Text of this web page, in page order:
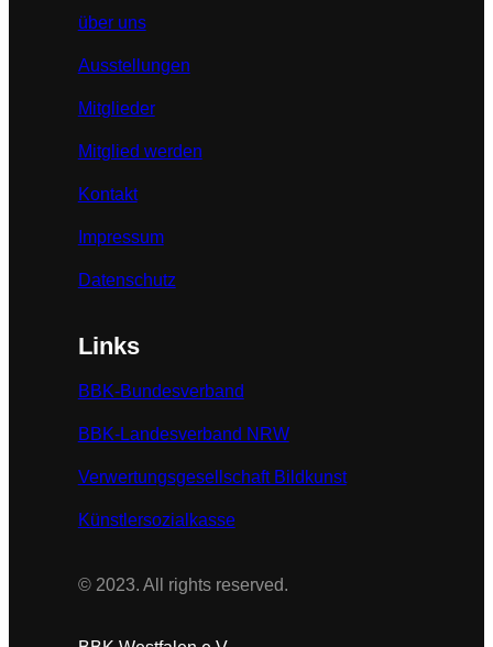
über uns
Ausstellungen
Mitglieder
Mitglied werden
Kontakt
Impressum
Datenschutz
Links
BBK-Bundesverband
BBK-Landesverband NRW
Verwertungsgesellschaft Bildkunst
Künstlersozialkasse
© 2023. All rights reserved.